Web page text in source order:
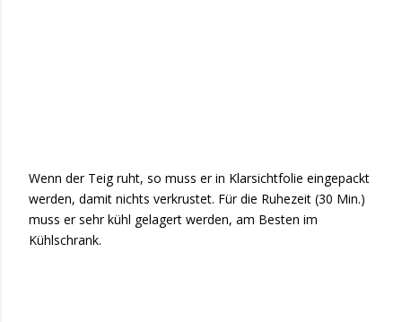
Wenn der Teig ruht, so muss er in Klarsichtfolie eingepackt
werden, damit nichts verkrustet. Für die Ruhezeit (30 Min.)
muss er sehr kühl gelagert werden, am Besten im
Kühlschrank.